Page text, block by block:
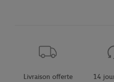
Livraison offerte
14